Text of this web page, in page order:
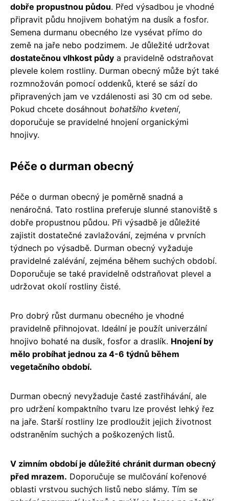
dobře propustnou půdou. Před výsadbou je vhodné
připravit půdu hnojivem bohatým na dusík a fosfor.
Semena durmanu obecného lze vysévat přímo do
země na jaře nebo podzimem. Je důležité udržovat
dostatečnou vlhkost půdy a pravidelně odstraňovat
plevele kolem rostliny. Durman obecný může být také
rozmnožován pomocí oddenků, které se sází do
připravených jam ve vzdálenosti asi 30 cm od sebe.
Pokud chcete dosáhnout bohatšího kvetení,
doporučuje se pravidelné hnojení organickými
hnojivy.
Péče o durman obecný
Péče o durman obecný je poměrně snadná a
nenáročná. Tato rostlina preferuje slunné stanoviště s
dobře propustnou půdou. Při výsadbě je důležité
zajistit dostatečné zavlažování, zejména v prvních
týdnech po výsadbě. Durman obecný vyžaduje
pravidelné zalévání, zejména během suchých období.
Doporučuje se také pravidelně odstraňovat plevel a
udržovat okolí rostliny čisté.
Pro dobrý růst durmanu obecného je vhodné
pravidelně přihnojovat. Ideální je použít univerzální
hnojivo bohaté na dusík, fosfor a draslík. Hnojení by
mělo probíhat jednou za 4-6 týdnů během
vegetačního období.
Durman obecný nevyžaduje časté zastřihávání, ale
pro udržení kompaktního tvaru lze provést lehký řez
na jaře. Starší rostliny lze prodloužit jejich životnost
odstraněním suchých a poškozených listů.
V zimním období je důležité chránit durman obecný
před mrazem. Doporučuje se mulčování kořenové
oblasti vrstvou suchých listů nebo slámy. Tím se